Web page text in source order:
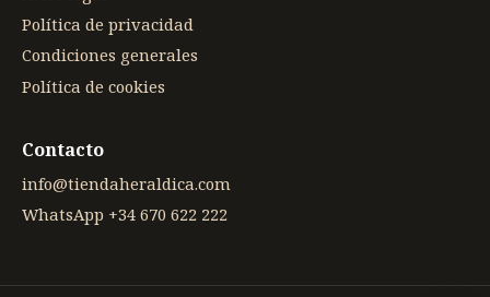
Política de privacidad
Condiciones generales
Política de cookies
Contacto
info@tiendaheraldica.com
WhatsApp +34 670 622 222